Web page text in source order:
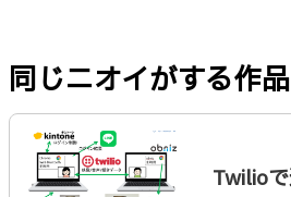
同じニオイがする作品
Twilio